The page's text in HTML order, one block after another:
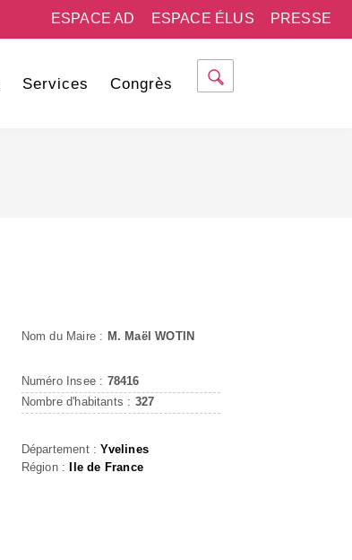
PRESSE
ESPACE ÉLUS
ESPACE AD
Services Congrès
Nom du Maire : M. Maël WOTIN
Numéro Insee : 78416
Nombre d'habitants : 327
Département :Yvelines
Région :
Ile de France